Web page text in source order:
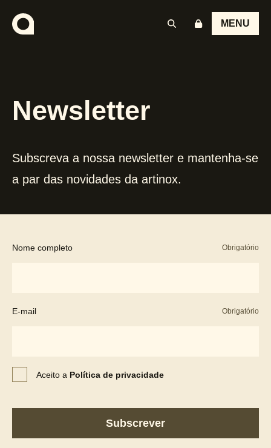
MENU
Newsletter
Subscreva a nossa newsletter e mantenha-se
a par das novidades da artinox.
Nome completo Obrigatório
E-mail Obrigatório
Aceito a Política de privacidade